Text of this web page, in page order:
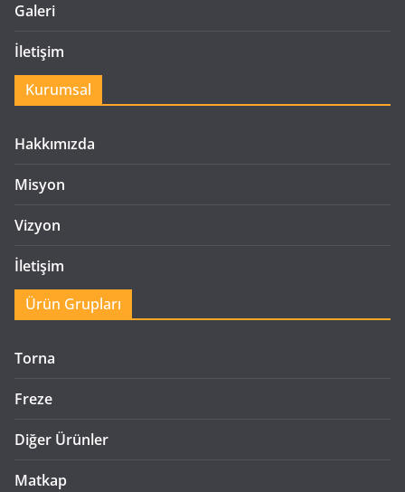
Galeri
İletişim
Kurumsal
Hakkımızda
Misyon
Vizyon
İletişim
Ürün Grupları
Torna
Freze
Diğer Ürünler
Matkap